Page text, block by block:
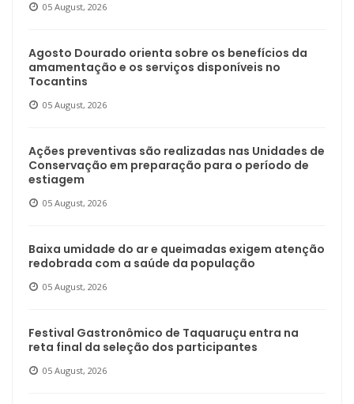
05 August, 2026
Agosto Dourado orienta sobre os benefícios da
amamentação e os serviços disponíveis no
Tocantins
05 August, 2026
Ações preventivas são realizadas nas Unidades de
Conservação em preparação para o período de
estiagem
05 August, 2026
Baixa umidade do ar e queimadas exigem atenção
redobrada com a saúde da população
05 August, 2026
Festival Gastronômico de Taquaruçu entra na
reta final da seleção dos participantes
05 August, 2026